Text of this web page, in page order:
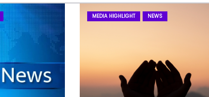
MEDIA HIGHLIGHT NEWS